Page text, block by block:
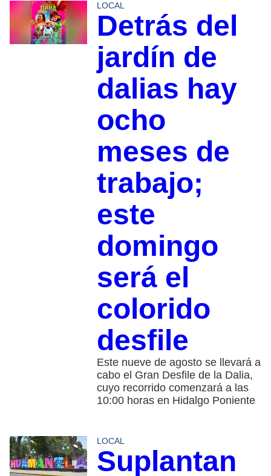
LOCAL
Detrás del
jardín de
dalias hay
ocho
meses de
trabajo;
este
domingo
será el
colorido
desfile
Este nueve de agosto se llevará a
cabo el Gran Desfile de la Dalia,
cuyo recorrido comenzará a las
10:00 horas en Hidalgo Poniente
LOCAL
Suplantan